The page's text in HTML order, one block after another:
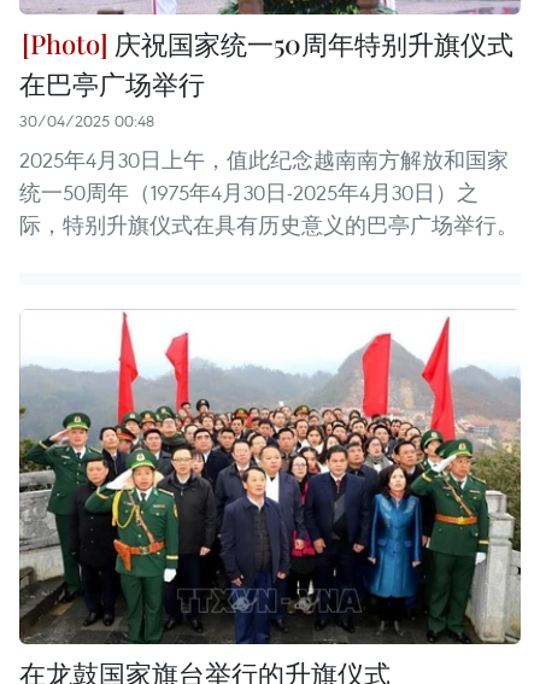
庆祝国家统一50周年特别升旗仪式
在巴亭广场举行
30/04/2025 00:48
2025年4月30日上午，值此纪念越南南方解放和国家
统一50周年（1975年4月30日-2025年4月30日）之
际，特别升旗仪式在具有历史意义的巴亭广场举行。
在龙鼓国家旗台举行的升旗仪式